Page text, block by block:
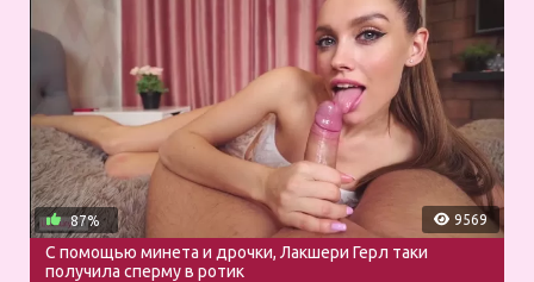
9569
87%
С помощью минета и дрочки, Лакшери Герл таки
получила сперму в ротик